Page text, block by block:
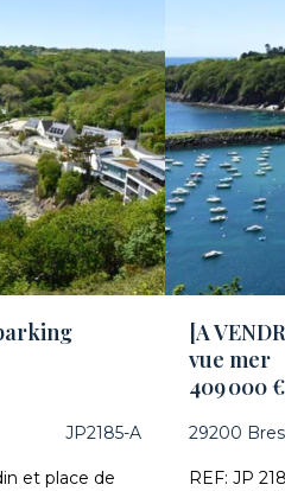
JP2185-A
et place de
[A
vue mer
409 000 €
29200
REF: JP